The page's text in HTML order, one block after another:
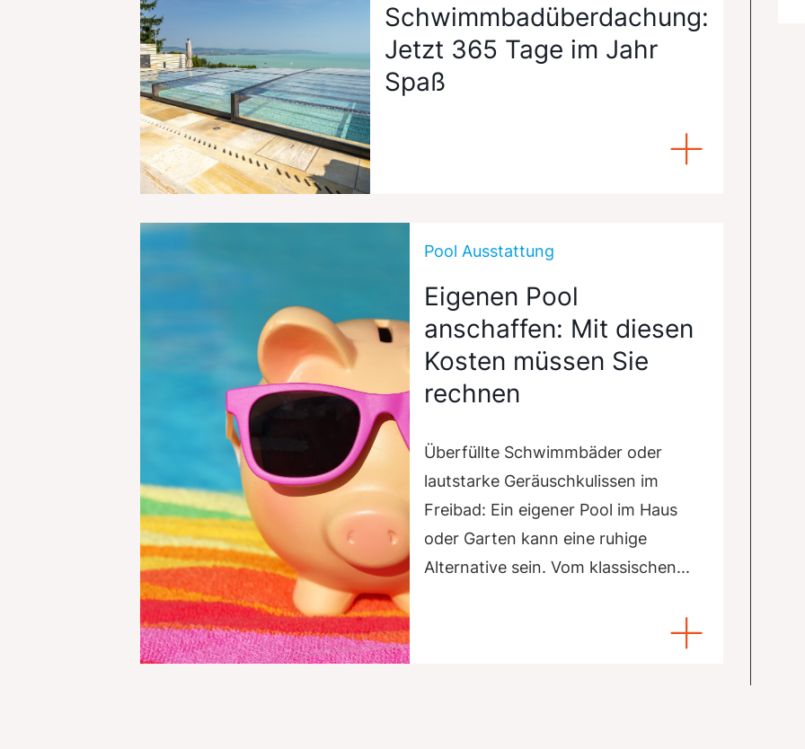
Schwimmbadüberdachung:
Jetzt 365 Tage im Jahr
Spaß
Pool Ausstattung
Eigenen Pool
anschaffen: Mit diesen
Kosten müssen Sie
rechnen
Überfüllte Schwimmbäder oder
lautstarke Geräuschkulissen im
Freibad: Ein eigener Pool im Haus
oder Garten kann eine ruhige
Alternative sein. Vom klassischen...